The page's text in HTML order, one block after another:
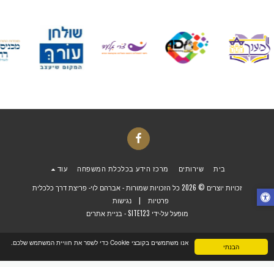
הבנתי אנו משתמשים בקובצי Cookie כדי לשפר את חוויית המשתמש שלכם.
בית שירותים מרכז הידע בכלכלת המשפחה
עוד
זכויות יוצרים © 2026 כל הזכויות שמורות -
אברהם לוי- פריצת דרך כלכלית
פרטיות | נגישות
מופעל על-ידי SITE123
- בניית אתרים